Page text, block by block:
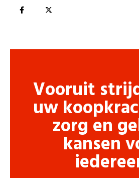
Vooruit
uw
zorg en
kansen